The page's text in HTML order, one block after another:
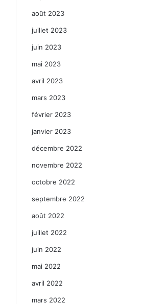
août 2023
juillet 2023
juin 2023
mai 2023
avril 2023
mars 2023
février 2023
janvier 2023
décembre 2022
novembre 2022
octobre 2022
septembre 2022
août 2022
juillet 2022
juin 2022
mai 2022
avril 2022
mars 2022